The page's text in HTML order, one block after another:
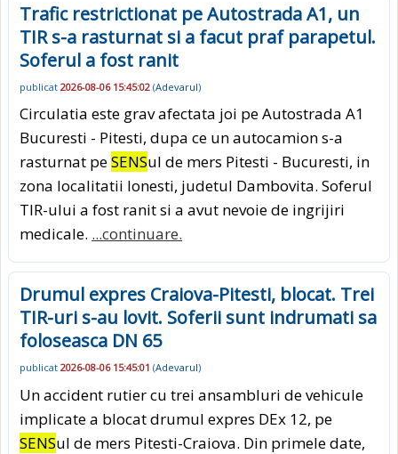
Trafic restrictionat pe Autostrada A1, un
TIR s-a rasturnat si a facut praf parapetul.
Soferul a fost ranit
publicat 2026-08-06 15:45:02 (Adevarul)
Circulatia este grav afectata joi pe Autostrada A1
Bucuresti - Pitesti, dupa ce un autocamion s-a
rasturnat peSENSul de mers Pitesti - Bucuresti, in
zona localitatii Ionesti, judetul Dambovita. Soferul
TIR-ului a fost ranit si a avut nevoie de ingrijiri
medicale. ...continuare.
Drumul expres Craiova-Pitesti, blocat. Trei
TIR-uri s-au lovit. Soferii sunt indrumati sa
foloseasca DN 65
publicat 2026-08-06 15:45:01 (Adevarul)
Un accident rutier cu trei ansambluri de vehicule
implicate a blocat drumul expres DEx 12, pe
SENSul de mers Pitesti-Craiova. Din primele date,